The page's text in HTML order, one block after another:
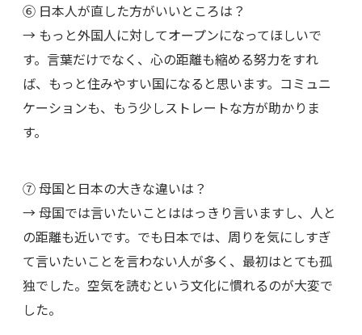
⑥ 日本人が直した方がいいところは？
→ もっと外国人に対してオープンになってほしいで
す。言葉だけでなく、心の距離も縮める努力をすれ
ば、もっと住みやすい国になると思います。コミュニ
ケーションも、もう少しストレートな方が助かりま
す。
⑦ 母国と日本の大きな違いは？
→ 母国では言いたいことははっきり言いますし、人と
の距離も近いです。でも日本では、周りを気にしすぎ
て言いたいことを言わない人が多く、最初はとても孤
独でした。空気を読むという文化に慣れるのが大変で
した。